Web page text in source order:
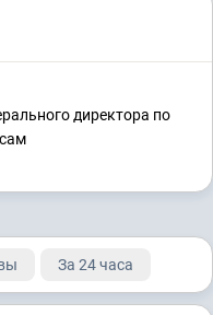
директора по
За 24 часа